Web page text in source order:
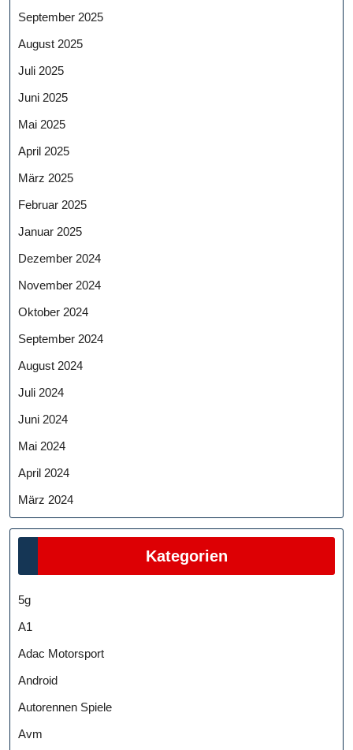
September 2025
August 2025
Juli 2025
Juni 2025
Mai 2025
April 2025
März 2025
Februar 2025
Januar 2025
Dezember 2024
November 2024
Oktober 2024
September 2024
August 2024
Juli 2024
Juni 2024
Mai 2024
April 2024
März 2024
Kategorien
5g
A1
Adac Motorsport
Android
Autorennen Spiele
Avm